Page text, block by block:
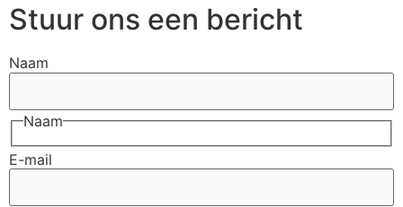
Stuur ons een bericht
Naam
Naam
E-mail